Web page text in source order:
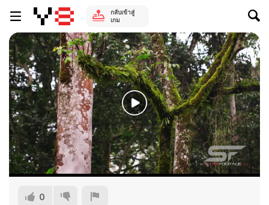
กลับเข้าสู่
เกม
0